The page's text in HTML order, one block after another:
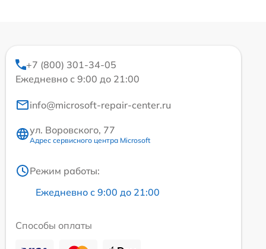
+7 (800) 301-34-05
Ежедневно с 9:00 до 21:00
info@microsoft-repair-center.ru
ул. Воровского, 77
Адрес сервисного центра Microsoft
Режим работы:
Ежедневно с 9:00 до 21:00
Способы оплаты